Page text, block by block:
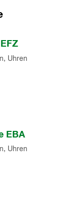
Uhren
EBA
Uhren